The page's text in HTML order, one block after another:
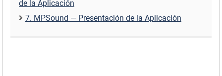
de la Aplicación
7. MPSound — Presentación de la Aplicación